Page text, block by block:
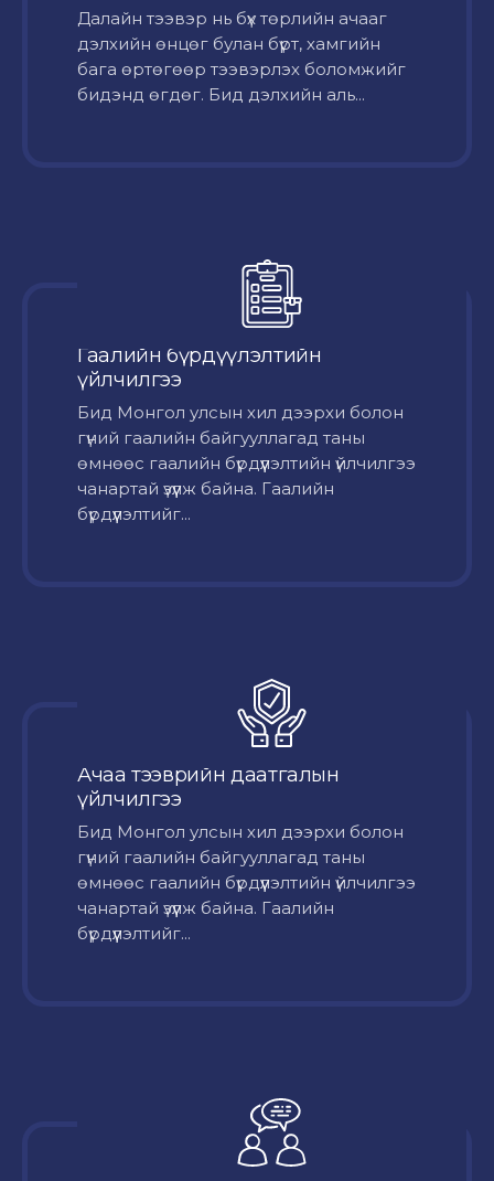
Далайн тээвэр нь бүх төрлийн ачааг
дэлхийн өнцөг булан бүрт, хамгийн
бага өртөгөөр тээвэрлэх боломжийг
бидэнд өгдөг. Бид дэлхийн аль...
Гаалийн бүрдүүлэлтийн
үйлчилгээ
Бид Монгол улсын хил дээрхи болон
гүний гаалийн байгууллагад таны
өмнөөс гаалийн бүрдүүлэлтийн үйлчилгээ
чанартай үзүүлж байна. Гаалийн
бүрдүүлэлтийг...
Ачаа тээврийн даатгалын
үйлчилгээ
Бид Монгол улсын хил дээрхи болон
гүний гаалийн байгууллагад таны
өмнөөс гаалийн бүрдүүлэлтийн үйлчилгээ
чанартай үзүүлж байна. Гаалийн
бүрдүүлэлтийг...